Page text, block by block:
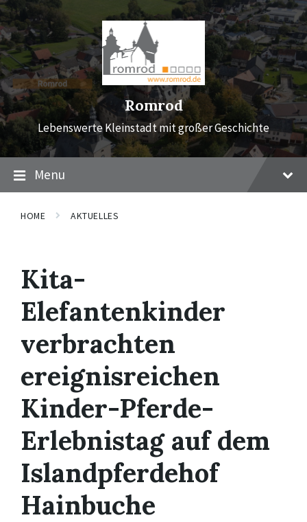
Skip
to
content
Skip
to
main
navigation
Skip
to
footer
Romrod
Lebenswerte Kleinstadt mit großer Geschichte
Menu
HOME AKTUELLES
Kita-
Elefantenkinder
verbrachten
ereignisreichen
Kinder-Pferde-
Erlebnistag auf dem
Islandpferdehof
Hainbuche